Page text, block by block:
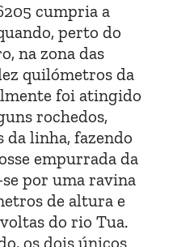
cumpria a
perto do
na zona das
quilómetros da
foi atingido
rochedos,
linha, fazendo
empurrada da
por uma ravina
de altura e
do rio Tua.
os dois únicos